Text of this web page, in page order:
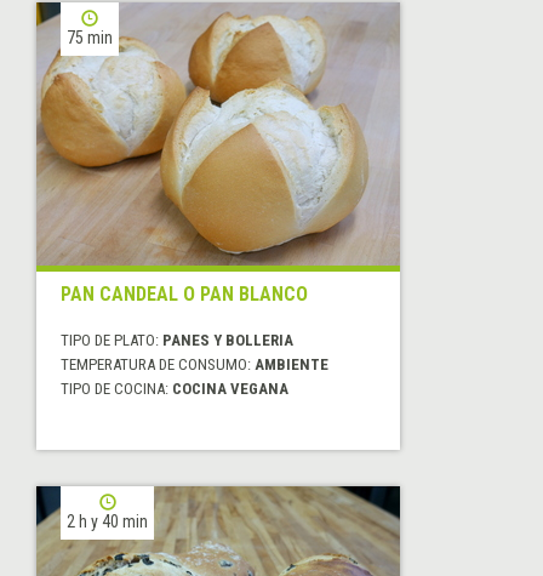
75 min
PAN CANDEAL O PAN BLANCO
TIPO DE PLATO: PANES Y BOLLERIA
TEMPERATURA DE CONSUMO: AMBIENTE
TIPO DE COCINA: COCINA VEGANA
2 h y 40 min